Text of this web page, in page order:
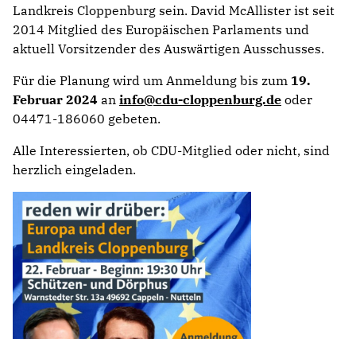
Landkreis Cloppenburg sein. David McAllister ist seit
2014 Mitglied des Europäischen Parlaments und
aktuell Vorsitzender des Auswärtigen Ausschusses.
Für die Planung wird um Anmeldung bis zum 19.
Februar 2024 an info@cdu-cloppenburg.de oder
04471-186060 gebeten.
Alle Interessierten, ob CDU-Mitglied oder nicht, sind
herzlich eingeladen.